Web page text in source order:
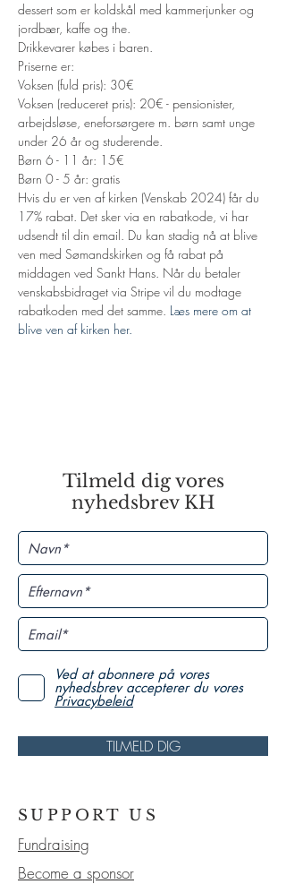
dessert som er koldskål med kammerjunker og
jordbær, kaffe og the.
Drikkevarer købes i baren.
Priserne er:
Voksen (fuld pris): 30€
Voksen (reduceret pris): 20€ - pensionister,
arbejdsløse, eneforsørgere m. børn samt unge
under 26 år og studerende.
Børn 6 - 11 år: 15€
Børn 0 - 5 år: gratis
Hvis du er ven af kirken (Venskab 2024) får du
17% rabat. Det sker via en rabatkode, vi har
udsendt til din email. Du kan stadig nå at blive
ven med Sømandskirken og få rabat på
middagen ved Sankt Hans. Når du betaler
venskabsbidraget via Stripe vil du modtage
rabatkoden med det samme. Læs mere om at
blive ven af kirken her.
Tilmeld dig vores
nyhedsbrev KH
Ved at abonnere på vores
nyhedsbrev accepterer du vores
Privacybeleid
TILMELD DIG
SUPPORT US
Fundraising
Become a sponsor